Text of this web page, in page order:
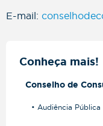
E-mail:
Conheça mais!
Conselho de
• Audiência Pública